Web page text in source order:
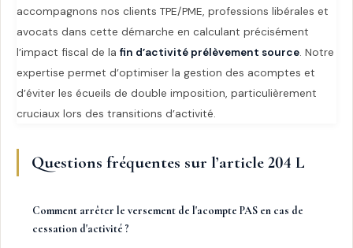
accompagnons nos clients TPE/PME, professions libérales et
avocats dans cette démarche en calculant précisément
l’impact fiscal de la fin d’activité prélèvement source. Notre
expertise permet d’optimiser la gestion des acomptes et
d’éviter les écueils de double imposition, particulièrement
cruciaux lors des transitions d’activité.
Questions fréquentes sur l’article 204 L
Comment arrêter le versement de l'acompte PAS en cas de
cessation d'activité ?